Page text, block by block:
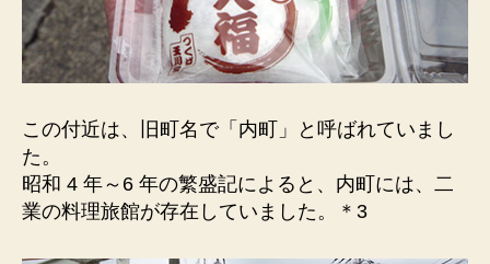
この付近は、旧町名で「内町」と呼ばれていまし
た。
昭和 4 年～6 年の繁盛記によると、内町には、二
業の料理旅館が存在していました。＊3